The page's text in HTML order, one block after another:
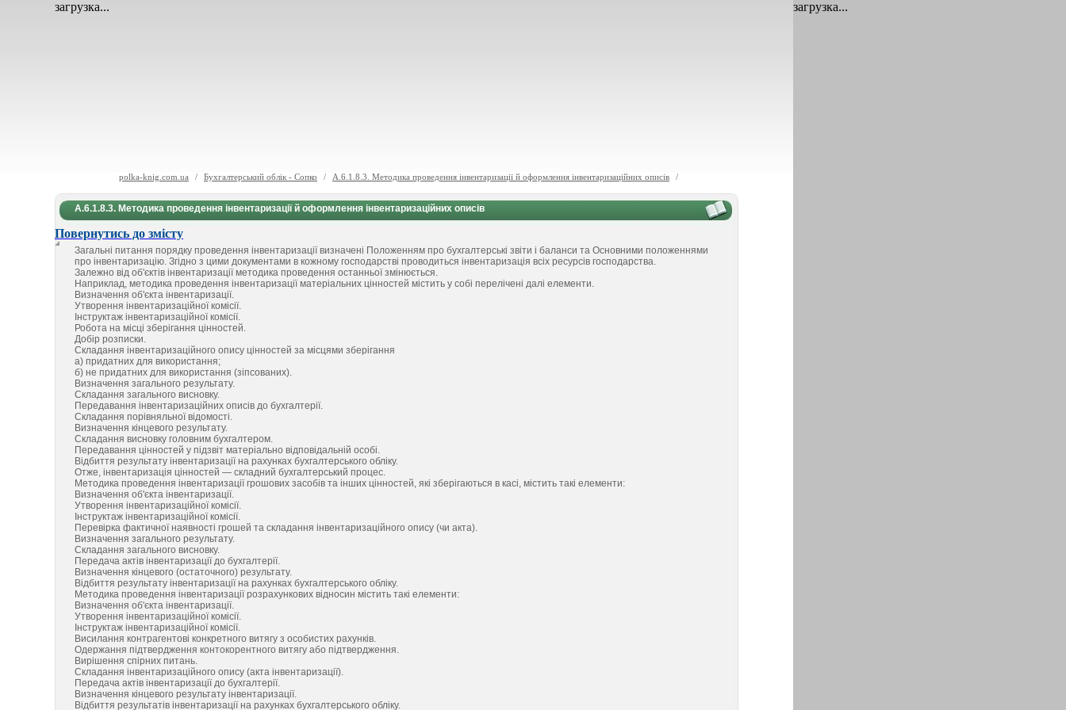
загрузка...
polka-knig.com.ua / Бухгалтерський облік - Сопко / А.6.1.8.3. Методика проведення інвентаризації й оформлення інвентаризаційних описів /
А.6.1.8.3. Методика проведення інвентаризації й оформлення інвентаризаційних описів
Повернутись до змісту
Загальні питання порядку проведення інвентаризації визначені Положенням про бухгалтерські звіти і баланси та Основними положеннями
про інвентаризацію. Згідно з цими документами в кожному господарстві проводиться інвентаризація всіх ресурсів господарства.
Залежно від об'єктів інвентаризації методика проведення останньої змінюється.
Наприклад, методика проведення інвентаризації матеріальних цінностей містить у собі перелічені далі елементи.
Визначення об'єкта інвентаризації.
Утворення інвентаризаційної комісії.
Інструктаж інвентаризаційної комісії.
Робота на місці зберігання цінностей.
Добір розписки.
Складання інвентаризаційного опису цінностей за місцями зберігання
а) придатних для використання;
б) не придатних для використання (зіпсованих).
Визначення загального результату.
Складання загального висновку.
Передавання інвентаризаційних описів до бухгалтерії.
Складання порівняльної відомості.
Визначення кінцевого результату.
Складання висновку головним бухгалтером.
Передавання цінностей у підзвіт матеріально відповідальній особі.
Відбиття результату інвентаризації на рахунках бухгалтерського обліку.
Отже, інвентаризація цінностей — складний бухгалтерський процес.
Методика проведення інвентаризації грошових засобів та інших цінностей, які зберігаються в касі, містить такі елементи:
Визначення об'єкта інвентаризації.
Утворення інвентаризаційної комісії.
Інструктаж інвентаризаційної комісії.
Перевірка фактичної наявності грошей та складання інвентаризаційного опису (чи акта).
Визначення загального результату.
Складання загального висновку.
Передача актів інвентаризації до бухгалтерії.
Визначення кінцевого (остаточного) результату.
Відбиття результату інвентаризації на рахунках бухгалтерського обліку.
Методика проведення інвентаризації розрахункових відносин містить такі елементи:
Визначення об'єкта інвентаризації.
Утворення інвентаризаційної комісії.
Інструктаж інвентаризаційної комісії.
Висилання контрагентові конкретного витягу з особистих рахунків.
Одержання підтвердження контокорентного витягу або підтвердження.
Вирішення спірних питань.
Складання інвентаризаційного опису (акта інвентаризації).
Передача актів інвентаризації до бухгалтерії.
Визначення кінцевого результату інвентаризації.
Відбиття результатів інвентаризації на рахунках бухгалтерського обліку.
загрузка...